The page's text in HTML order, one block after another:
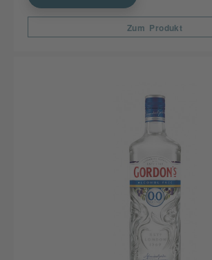
Zum Produkt